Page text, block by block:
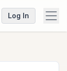
Log In